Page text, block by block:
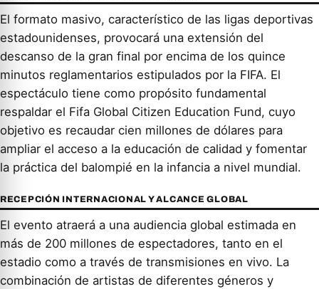
El formato masivo, característico de las ligas deportivas
estadounidenses, provocará una extensión del
descanso de la gran final por encima de los quince
minutos reglamentarios estipulados por la FIFA. El
espectáculo tiene como propósito fundamental
respaldar el Fifa Global Citizen Education Fund, cuyo
objetivo es recaudar cien millones de dólares para
ampliar el acceso a la educación de calidad y fomentar
la práctica del balompié en la infancia a nivel mundial.
RECEPCIÓN INTERNACIONAL Y ALCANCE GLOBAL
El evento atraerá a una audiencia global estimada en
más de 200 millones de espectadores, tanto en el
estadio como a través de transmisiones en vivo. La
combinación de artistas de diferentes géneros y